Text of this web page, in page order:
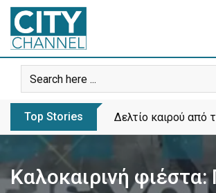
Skip
content
Top Stories Δελτίο καιρού από
Καλοκαιρινή φιέστα: